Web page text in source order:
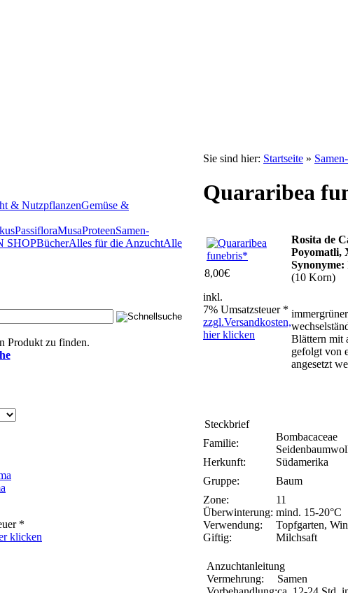
& NutzpflanzenGemüse &
PassifloraMusaProteenSamen-
SHOPBücherAlles für die AnzuchtAlle
Produkt zu finden.
*
klicken
Sie sind hier: Startseite »
Quararibea
8,00€
inkl.
7% Umsatzsteuer *
zzgl.Versandkosten,
hier klicken
Rosita de
Poyomatli,
Synonyme:
(10 Korn)
Blättern mit
gefolgt von
angesetzt
Steckbrief
Familie:
Bombacaceae
Herkunft:
Südamerika
Gruppe:
Baum
Zone:
11
Überwinterung: mind. 15-20°C
Verwendung:
Topfgarten,
Giftig:
Milchsaft
Anzuchtanleitung
Vermehrung:
Samen